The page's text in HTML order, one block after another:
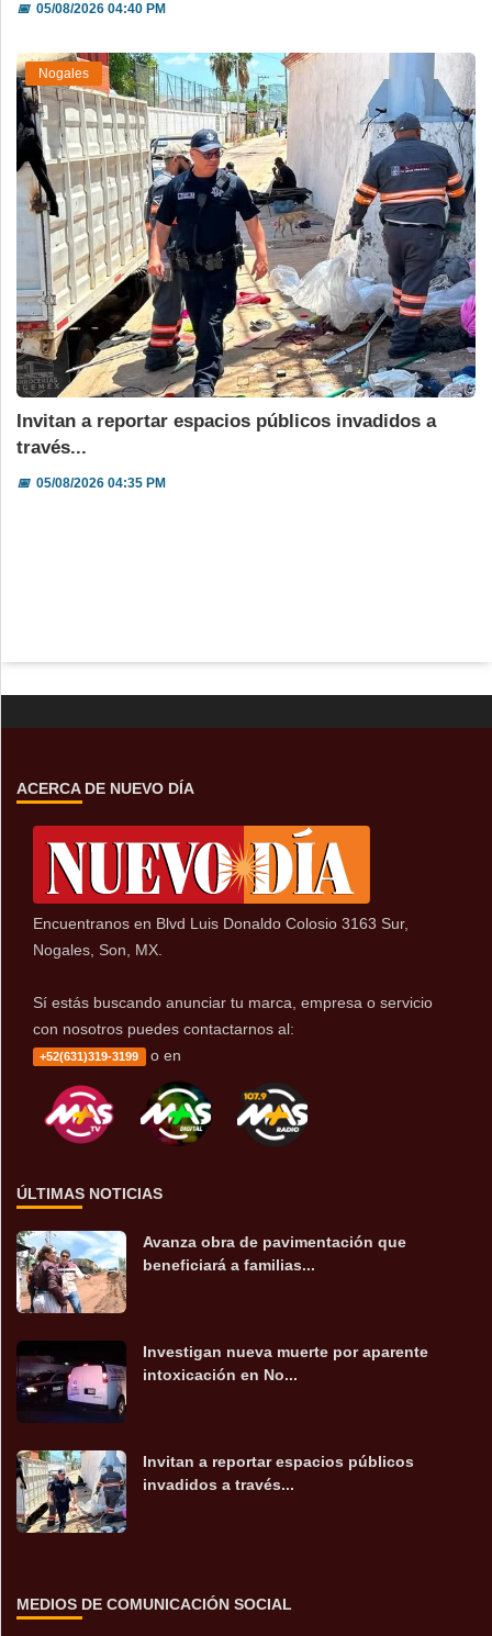
📅05/08/2026 04:40 PM
Nogales
Invitan a reportar espacios públicos invadidos a
través...
📅05/08/2026 04:35 PM
ACERCA DE NUEVO DÍA
Encuentranos en Blvd Luis Donaldo Colosio 3163 Sur,
Nogales, Son, MX.
Sí estás buscando anunciar tu marca, empresa o servicio
con nosotros puedes contactarnos al:
+52(631)319-3199 o en
ÚLTIMAS NOTICIAS
Avanza obra de pavimentación que
beneficiará a familias...
Investigan nueva muerte por aparente
intoxicación en No...
Invitan a reportar espacios públicos
invadidos a través...
MEDIOS DE COMUNICACIÓN SOCIAL